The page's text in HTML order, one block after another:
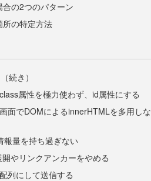
の2つのパターン
所の特定方法
続き）
属性を極力使わず、id属性にする
面でDOMによるinnerHTMLを多用しな
報量を持ち過ぎない
やリンクアンカーをやめる
列にして送信する